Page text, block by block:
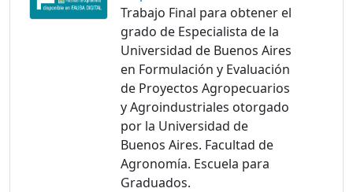
Trabajo Final para obtener el
grado de Especialista de la
Universidad de Buenos Aires
en Formulación y Evaluación
de Proyectos Agropecuarios
y Agroindustriales otorgado
por la Universidad de
Buenos Aires. Facultad de
Agronomía. Escuela para
Graduados.